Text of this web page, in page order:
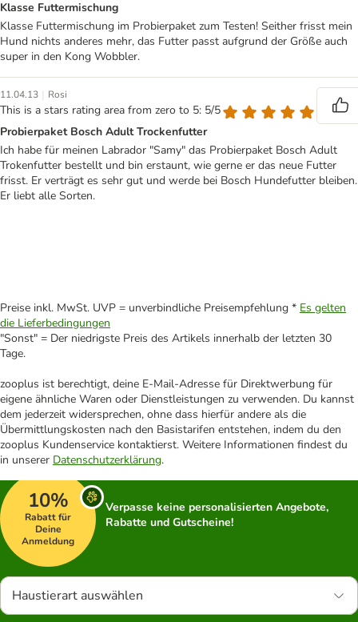
Klasse Futtermischung
Klasse Futtermischung im Probierpaket zum Testen! Seither frisst mein
Hund nichts anderes mehr, das Futter passt aufgrund der Größe auch
super in den Kong Wobbler.
11.04.13 | Rosi
This is a stars rating area from zero to 5: 5/5
Probierpaket Bosch Adult Trockenfutter
Ich habe für meinen Labrador "Samy" das Probierpaket Bosch Adult
Trokenfutter bestellt und bin erstaunt, wie gerne er das neue Futter
frisst. Er verträgt es sehr gut und werde bei Bosch Hundefutter bleiben.
Er liebt alle Sorten.
Preise inkl. MwSt. UVP = unverbindliche Preisempfehlung * Es gelten
die Lieferbedingungen
"Sonst" = Der niedrigste Preis des Artikels innerhalb der letzten 30
Tage.
zooplus ist berechtigt, deine E-Mail-Adresse für Direktwerbung für
eigene ähnliche Waren oder Dienstleistungen zu verwenden. Du kannst
dem jederzeit widersprechen, ohne dass hierfür andere als die
Übermittlungskosten nach den Basistarifen entstehen, indem du den
zooplus Kundenservice kontaktierst. Weitere Informationen findest du
in unserer Datenschutzerklärung.
10%
Rabatt für
Deine
Anmeldung
Verpasse keine personalisierten Angebote,
Rabatte und Gutscheine!
Haustierart auswählen